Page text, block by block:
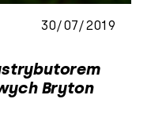
30/07/2019
Bryton